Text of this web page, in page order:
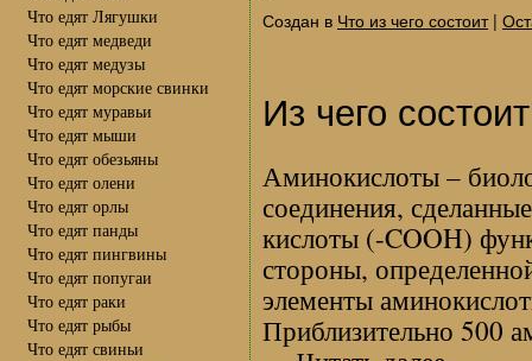
Что едят Лягушки
Что едят медведи
Что едят медузы
Что едят морские свинки
Что едят муравьи
Что едят мыши
Что едят обезьяны
Что едят олени
Что едят орлы
Что едят панды
Что едят пингвины
Что едят попугаи
Что едят раки
Что едят рыбы
Что едят свиньи
Создан в Что из чего состоит |
Из чего
Аминокислоты –
соединения,
кислоты (-COOH)
стороны,
элементы
Приблизительно 500